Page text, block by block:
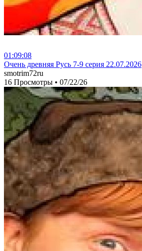
01:09:08
⁣Очень древняя Русь 7-9 серия 22.07.2026
smotrim72ru
16 Просмотры • 07/22/26